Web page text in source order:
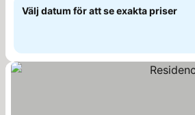
Välj datum för att se exakta priser